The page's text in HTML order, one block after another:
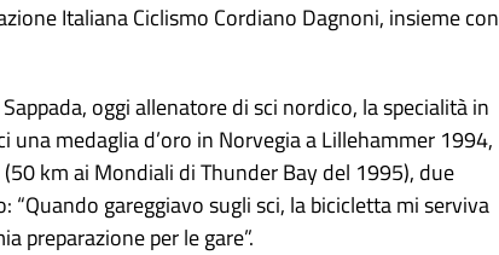
Italiana Ciclismo Cordiano Dagnoni, insieme con
oggi allenatore di sci nordico, la specialità in
medaglia d’oro in Norvegia a Lillehammer 1994,
km ai Mondiali di Thunder Bay del 1995), due
gareggiavo sugli sci, la bicicletta mi serviva
preparazione per le gare”.